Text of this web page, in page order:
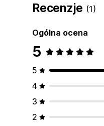
Recenzje (1)
Ogólna ocena
5
5
4
3
2